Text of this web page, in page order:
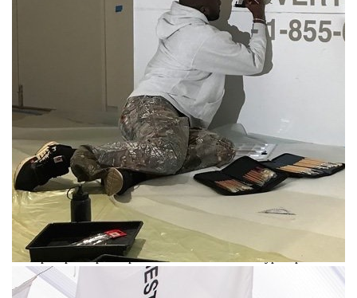
В чикагском Музее современного искусства 10 июня
открывается выставка, посвященнаяВерджилу Абло.
Сценографию экспозиции Figures of Speech разрабатывает
Самир Бантал, директор AMO, исследовательской дизайн-
лаборатории при бюро OMA Рема Колхаса. Куратор Майкл
Дарлинг собирает главные проекты Верджила Абло как
художника, который работает на стыке моды, дизайна,